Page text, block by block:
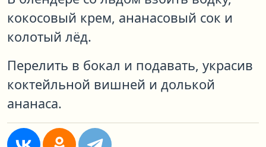
кокосовый крем, ананасовый сок и
колотый лёд.
Перелить в бокал и подавать, украсив
коктейльной вишней и долькой
ананаса.